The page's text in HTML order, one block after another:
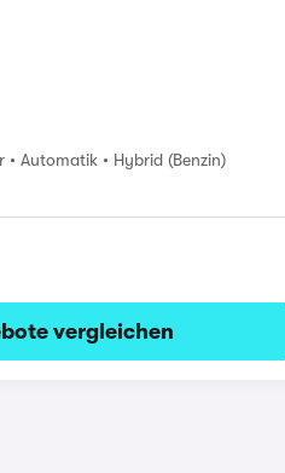
Automatik Hybrid (Benzin)
vergleichen